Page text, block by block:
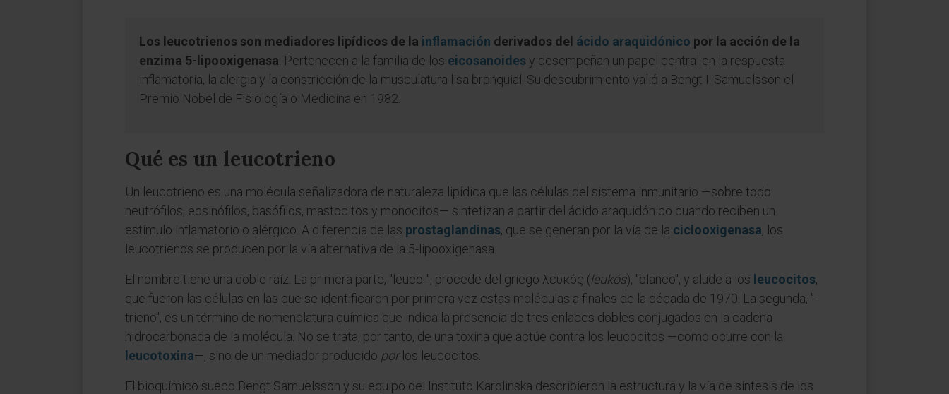
Los leucotrienos son mediadores lipídicos de la inflamación derivados del ácido araquidónico por la acción de la
enzima 5-lipooxigenasa . Pertenecen a la familia de los eicosanoides y desempeñan un papel central en la respuesta
inflamatoria, la alergia y la constricción de la musculatura lisa bronquial. Su descubrimiento valió a Bengt I. Samuelsson el
Premio Nobel de Fisiología o Medicina en 1982.
Qué es un leucotrieno
Un leucotrieno es una molécula señalizadora de naturaleza lipídica que las células del sistema inmunitario —sobre todo
neutrófilos, eosinófilos, basófilos, mastocitos y monocitos— sintetizan a partir del ácido araquidónico cuando reciben un
estímulo inflamatorio o alérgico. A diferencia de las prostaglandinas, que se generan por la vía de la ciclooxigenasa, los
leucotrienos se producen por la vía alternativa de la 5-lipooxigenasa.
El nombre tiene una doble raíz. La primera parte, "leuco-", procede del griego λευκός (leukós), "blanco", y alude a los leucocitos,
que fueron las células en las que se identificaron por primera vez estas moléculas a finales de la década de 1970. La segunda, "-
trieno", es un término de nomenclatura química que indica la presencia de tres enlaces dobles conjugados en la cadena
hidrocarbonada de la molécula. No se trata, por tanto, de una toxina que actúe contra los leucocitos —como ocurre con la
leucotoxina—, sino de un mediador producido porlos leucocitos.
El bioquímico sueco Bengt Samuelsson y su equipo del Instituto Karolinska describieron la estructura y la vía de síntesis de los